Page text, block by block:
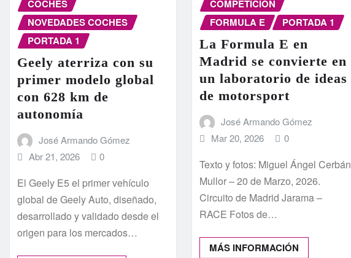
COCHES
NOVEDADES COCHES
PORTADA 1
Geely aterriza con su
primer modelo global
con 628 km de
autonomía
José Armando Gómez
Abr 21, 2026
0
El Geely E5 el primer vehículo
global de Geely Auto, diseñado,
desarrollado y validado desde el
origen para los mercados…
COMPETICIÓN
FORMULA E
PORTADA 1
La Formula E en
Madrid se convierte en
un laboratorio de ideas
de motorsport
José Armando Gómez
Mar 20, 2026
0
Texto y fotos: Miguel Ángel Cerbán
Mullor – 20 de Marzo, 2026.
Circuito de Madrid Jarama –
RACE Fotos de…
MÁS INFORMACIÓN